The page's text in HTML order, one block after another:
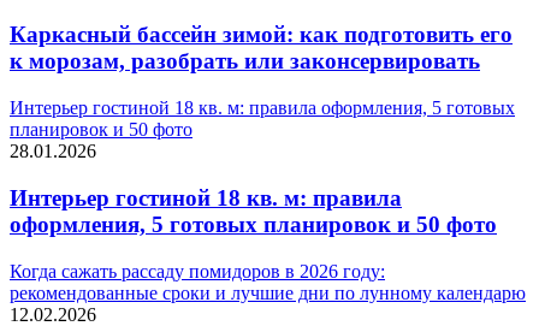
Каркасный бассейн зимой: как подготовить его
к морозам, разобрать или законсервировать
Интерьер гостиной 18 кв. м: правила оформления, 5 готовых
планировок и 50 фото
28.01.2026
Интерьер гостиной 18 кв. м: правила
оформления, 5 готовых планировок и 50 фото
Когда сажать рассаду помидоров в 2026 году:
рекомендованные сроки и лучшие дни по лунному календарю
12.02.2026